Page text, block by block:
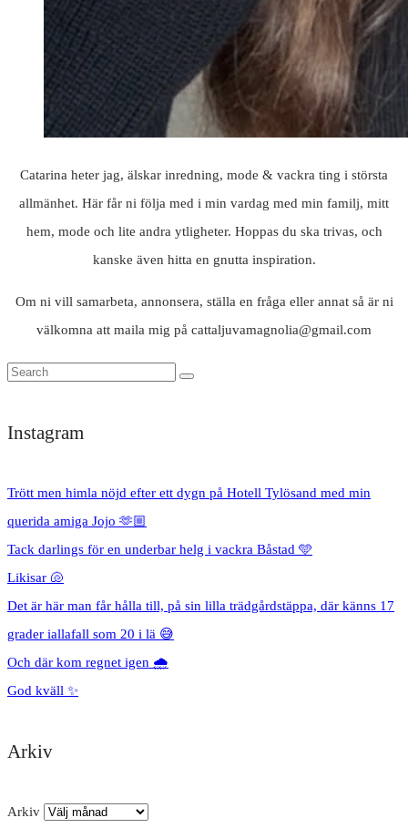
Catarina heter jag, älskar inredning, mode & vackra ting i största
allmänhet. Här får ni följa med i min vardag med min familj, mitt
hem, mode och lite andra ytligheter. Hoppas du ska trivas, och
kanske även hitta en gnutta inspiration.
Om ni vill samarbeta, annonsera, ställa en fråga eller annat så är ni
välkomna att maila mig på cattaljuvamagnolia@gmail.com
Instagram
Trött men himla nöjd efter ett dygn på Hotell Tylösand med min
querida amiga Jojo 🫶🏼
Tack darlings för en underbar helg i vackra Båstad 🩵
Likisar 🐚
Det är här man får hålla till, på sin lilla trädgårdstäppa, där känns 17
grader iallafall som 20 i lä 😅
Och där kom regnet igen 🌧️
God kväll ✨
Arkiv
Arkiv